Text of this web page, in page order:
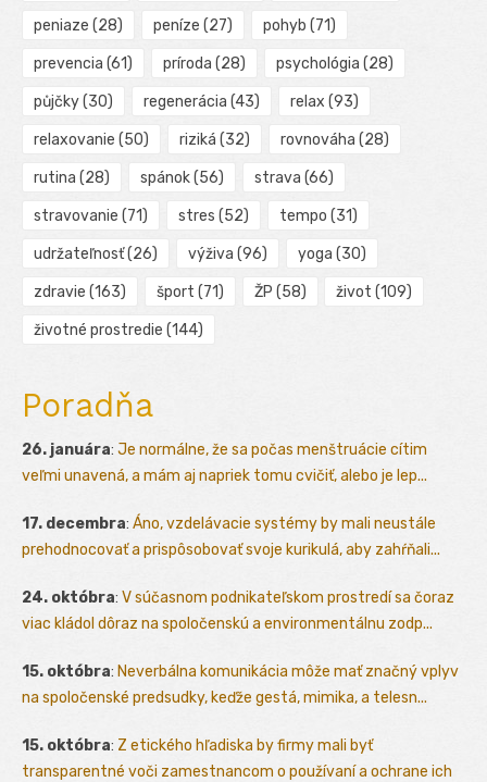
peniaze (28) peníze (27) pohyb (71)
prevencia (61) príroda (28) psychológia (28)
půjčky(30) regenerácia (43) relax (93)
relaxovanie (50) riziká (32) rovnováha (28)
rutina (28) spánok(56) strava (66)
stravovanie (71) stres (52) tempo (31)
udržateľnosť(26) výživa (96) yoga (30)
zdravie (163) šport (71) ŽP (58) život (109)
životné prostredie (144)
Poradňa
26. januára: Je normálne, že sa počas menštruácie cítim
veľmi unavená, a mám aj napriek tomu cvičiť, alebo je lep...
17. decembra: Áno, vzdelávacie systémy by mali neustále
prehodnocovať a prispôsobovať svoje kurikulá, aby zahŕňali...
24. októbra: V súčasnom podnikateľskom prostredí sa čoraz
viac kládol dôraz na spoločenskú a environmentálnu zodp...
15. októbra: Neverbálna komunikácia môže mať značný vplyv
na spoločenské predsudky, keďže gestá, mimika, a telesn...
15. októbra: Z etického hľadiska by firmy mali byť
transparentné voči zamestnancom o používaní a ochrane ich